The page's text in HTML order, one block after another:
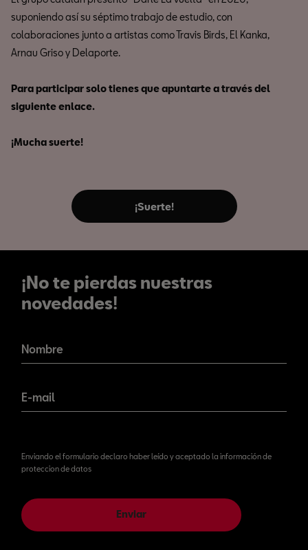
suponiendo así su séptimo trabajo de estudio, con
colaboraciones junto a artistas como Travis Birds, El Kanka,
Arnau Griso y Delaporte.
Para participar solo tienes que apuntarte a través del
siguiente enlace.
¡Mucha suerte!
¡Suerte!
¡No te pierdas nuestras
novedades!
novedades!
Nombre
E-mail
Enviando el formulario declaro haber leído y aceptado la información de
proteccion de datos
Enviar